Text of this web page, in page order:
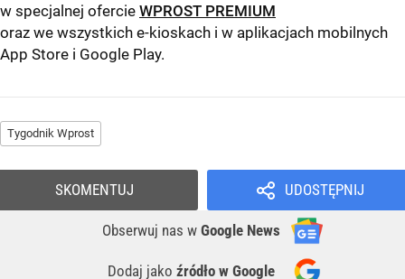
w specjalnej ofercie WPROST PREMIUM
oraz we wszystkich e-kioskach i w aplikacjach mobilnych
App Store i Google Play.
Tygodnik Wprost
UDOSTĘPNIJ
Obserwuj nas w Google News
Dodaj jako źródło w Google
SKOMENTUJ